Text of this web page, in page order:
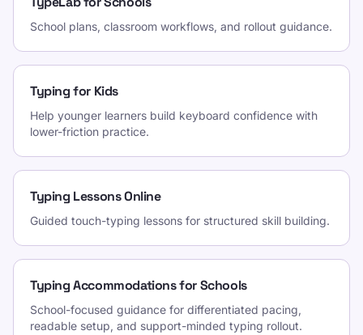
School plans, classroom workflows, and rollout guidance.
Typing for Kids
Help younger learners build keyboard confidence with
lower-friction practice.
Typing Lessons Online
Guided touch-typing lessons for structured skill building.
Typing Accommodations for Schools
School-focused guidance for differentiated pacing,
readable setup, and support-minded typing rollout.